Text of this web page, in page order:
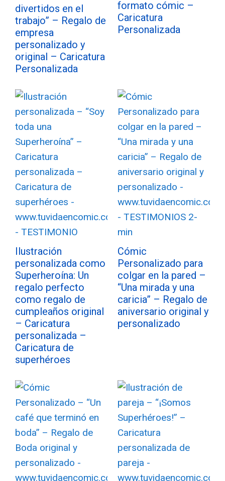
divertidos en el
trabajo” – Regalo de
empresa
personalizado y
original – Caricatura
Personalizada
formato cómic –
Caricatura
Personalizada
Ilustración
personalizada como
Superheroína: Un
regalo perfecto
como regalo de
cumpleaños original
– Caricatura
personalizada –
Caricatura de
superhéroes
Cómic
Personalizado para
colgar en la pared –
“Una mirada y una
caricia” – Regalo de
aniversario original y
personalizado